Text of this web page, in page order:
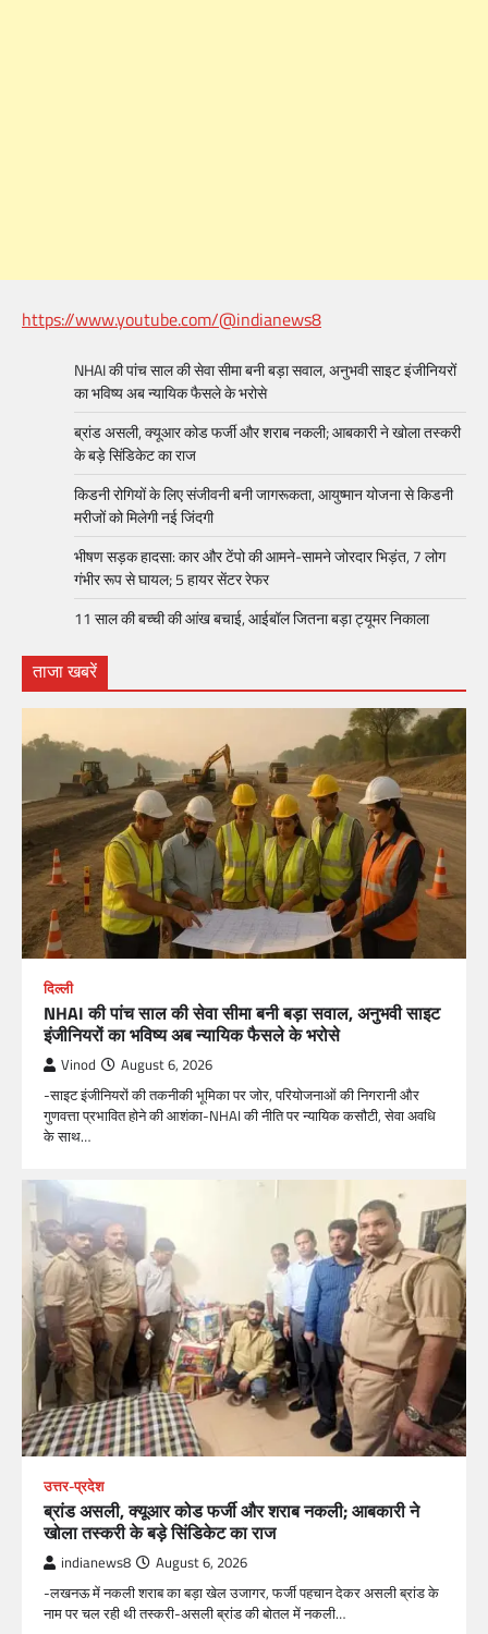
https://www.youtube.com/@indianews8
NHAI की पांच साल की सेवा सीमा बनी बड़ा सवाल, अनुभवी साइट इंजीनियरों
का भविष्य अब न्यायिक फैसले के भरोसे
ब्रांड असली, क्यूआर कोड फर्जी और शराब नकली; आबकारी ने खोला तस्करी
के बड़े सिंडिकेट का राज
किडनी रोगियों के लिए संजीवनी बनी जागरूकता, आयुष्मान योजना से किडनी
मरीजों को मिलेगी नई जिंदगी
भीषण सड़क हादसा: कार और टेंपो की आमने-सामने जोरदार भिड़ंत, 7 लोग
गंभीर रूप से घायल; 5 हायर सेंटर रेफर​
11 साल की बच्ची की आंख बचाई, आईबॉल जितना बड़ा ट्यूमर निकाला
ताजा खबरें
दिल्ली
NHAI की पांच साल की सेवा सीमा बनी बड़ा सवाल, अनुभवी साइट
इंजीनियरों का भविष्य अब न्यायिक फैसले के भरोसे
Vinod August 6, 2026
-साइट इंजीनियरों की तकनीकी भूमिका पर जोर, परियोजनाओं की निगरानी और
गुणवत्ता प्रभावित होने की आशंका-NHAI की नीति पर न्यायिक कसौटी, सेवा अवधि
के साथ…
उत्तर-प्रदेश
ब्रांड असली, क्यूआर कोड फर्जी और शराब नकली; आबकारी ने
खोला तस्करी के बड़े सिंडिकेट का राज
indianews8 August 6, 2026
-लखनऊ में नकली शराब का बड़ा खेल उजागर, फर्जी पहचान देकर असली ब्रांड के
नाम पर चल रही थी तस्करी-असली ब्रांड की बोतल में नकली…